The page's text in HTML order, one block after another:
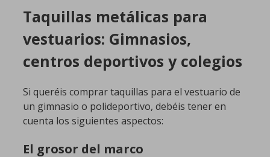
Taquillas metálicas para
vestuarios: Gimnasios,
centros deportivos y colegios
Si queréis comprar taquillas para el vestuario de
un gimnasio o polideportivo, debéis tener en
cuenta los siguientes aspectos:
El grosor del marco